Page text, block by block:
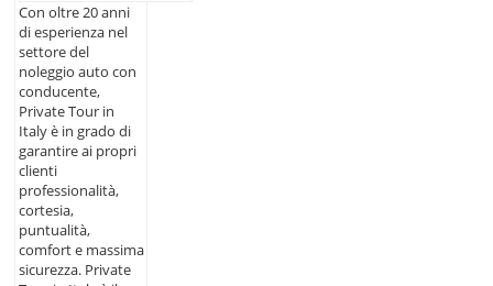
Con oltre 20 anni
di esperienza nel
settore del
noleggio auto con
conducente,
Private Tour in
Italy è in grado di
garantire ai propri
clienti
professionalità,
cortesia,
puntualità,
comfort e massima
sicurezza. Private